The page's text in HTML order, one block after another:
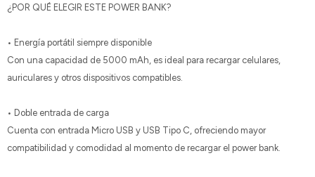
¿POR QUÉ ELEGIR ESTE POWER BANK?
• Energía portátil siempre disponible
Con una capacidad de 5000 mAh, es ideal para recargar celulares,
auriculares y otros dispositivos compatibles.
• Doble entrada de carga
Cuenta con entrada Micro USB y USB Tipo C, ofreciendo mayor
compatibilidad y comodidad al momento de recargar el power bank.